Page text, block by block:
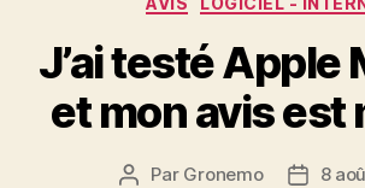
J’ai testé Apple
et mon avis est
Auteur
Par Gronemo
Date
8